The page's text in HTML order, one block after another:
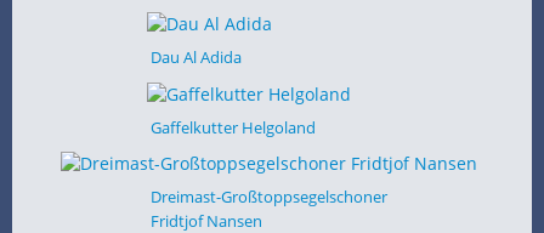
Dau Al Adida
Gaffelkutter Helgoland
Dreimast-Großtoppsegelschoner
Fridtjof Nansen